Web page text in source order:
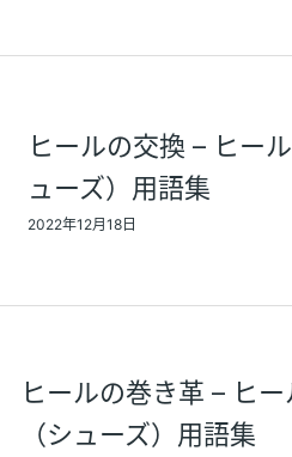
ヒールの交換 – ヒー
ューズ）用語集
2022年12月18日
ヒールの巻き革 – ヒ
（シューズ）用語集